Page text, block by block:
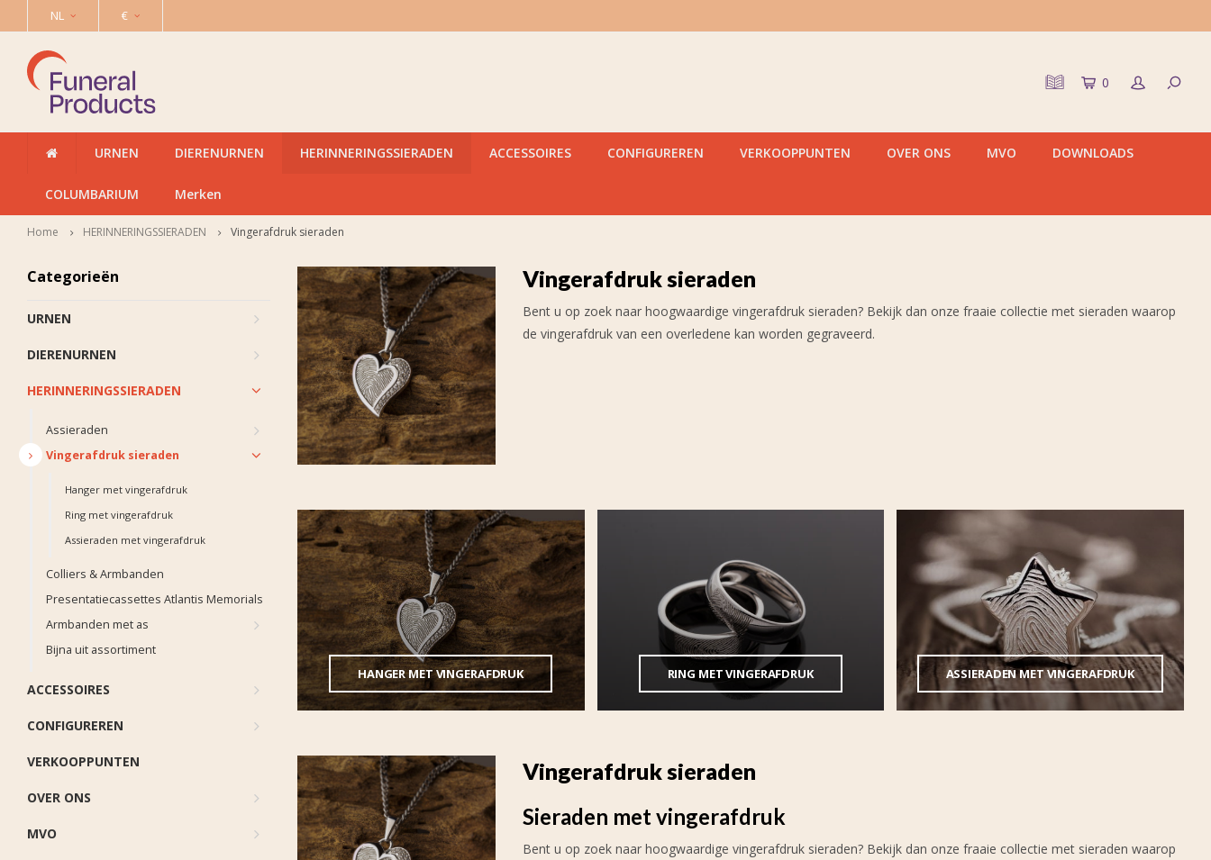
NL €
0
URNEN DIERENURNEN HERINNERINGSSIERADEN ACCESSOIRES CONFIGUREREN VERKOOPPUNTEN OVER ONS MVO DOWNLOADS
COLUMBARIUM Merken
Home HERINNERINGSSIERADEN Vingerafdruk sieraden
Categorieën
URNEN
DIERENURNEN
HERINNERINGSSIERADEN
Assieraden
Vingerafdruk sieraden
Hanger met vingerafdruk
Ring met vingerafdruk
Assieraden met vingerafdruk
Colliers & Armbanden
Presentatiecassettes Atlantis Memorials
Armbanden met as
Bijna uit assortiment
ACCESSOIRES
CONFIGUREREN
VERKOOPPUNTEN
OVER ONS
MVO
Vingerafdruk sieraden
Bent u op zoek naar hoogwaardige vingerafdruk sieraden? Bekijk dan onze fraaie collectie met sieraden waarop
de vingerafdruk van een overledene kan worden gegraveerd.
HANGER MET VINGERAFDRUK RING MET VINGERAFDRUK ASSIERADEN MET VINGERAFDRUK
Vingerafdruk sieraden
Sieraden met vingerafdruk
Bent u op zoek naar hoogwaardige vingerafdruk sieraden? Bekijk dan onze fraaie collectie met sieraden waarop